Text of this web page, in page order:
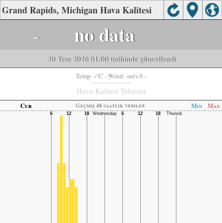
Grand Rapids, Michigan Hava Kalitesi
- no data
30 Tem 2026 01:00 tarihinde güncellendi
Temp: -°C - Wind: -m/s 0 -
Hava Kalitesi Tahmini
Cur Geçmiş 48 saatlik veriler Min Max